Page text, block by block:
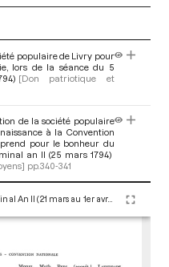
populaire de Livry pour
lors de la séance du 5
[Don patriotique et
de la société populaire
à la Convention
pour le bonheur du
an II (25 mars 1794)
pp.340-341